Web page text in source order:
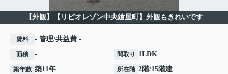
【外観】【リビオレゾン中央鎗屋町】外観もきれいです
賃料 - 管理/共益費 -
面積 - 間取り 1LDK
築年数 築11年 所在階 2階/15階建